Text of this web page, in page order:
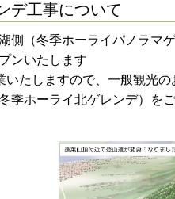
デ工事について
側（冬季ホーライパノラマ
ンいたします
いたしますので、一般観光
季ホーライ北ゲレンデ）を